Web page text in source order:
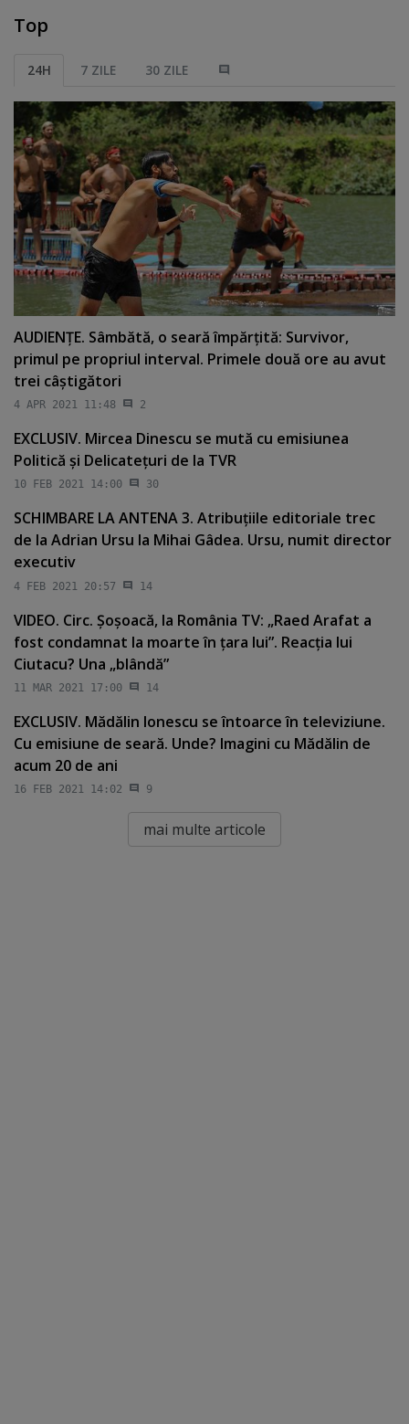
Top
24H 7 ZILE 30 ZILE
AUDIENŢE. Sâmbătă, o seară împărţită: Survivor,
primul pe propriul interval. Primele două ore au avut
trei câştigători
4 APR 2021 11:48 2
EXCLUSIV. Mircea Dinescu se mută cu emisiunea
Politică şi Delicateţuri de la TVR
10 FEB 2021 14:00 30
SCHIMBARE LA ANTENA 3. Atribuţiile editoriale trec
de la Adrian Ursu la Mihai Gâdea. Ursu, numit director
executiv
4 FEB 2021 20:57 14
VIDEO. Circ. Şoşoacă, la România TV: „Raed Arafat a
fost condamnat la moarte în ţara lui”. Reacţia lui
Ciutacu? Una „blândă”
11 MAR 2021 17:00 14
EXCLUSIV. Mădălin Ionescu se întoarce în televiziune.
Cu emisiune de seară. Unde? Imagini cu Mădălin de
acum 20 de ani
16 FEB 2021 14:02 9
mai multe articole